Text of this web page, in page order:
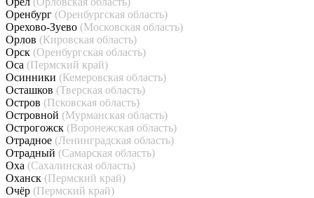
Оренбург (Оренбургская область)
Орехово-Зуево (Московская область)
Орлов (Кировская область)
Орск (Оренбургская область)
Оса (Пермский край)
Осинники (Кемеровская область)
Осташков (Тверская область)
Остров (Псковская область)
Островной (Мурманская область)
Острогожск (Воронежская область)
Отрадное (Ленинградская область)
Отрадный (Самарская область)
Оха (Сахалинская область)
Оханск (Пермский край)
Очёр (Пермский край)